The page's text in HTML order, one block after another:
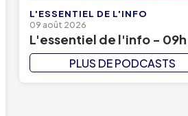
L'ESSENTIEL DE L'INFO
09 août 2026
L'essentiel de l'info - 09h
PLUS DE PODCASTS